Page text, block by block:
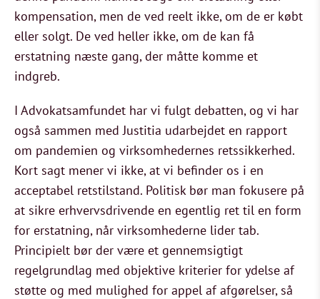
kompensation, men de ved reelt ikke, om de er købt
eller solgt. De ved heller ikke, om de kan få
erstatning næste gang, der måtte komme et
indgreb.
I Advokatsamfundet har vi fulgt debatten, og vi har
også sammen med Justitia udarbejdet en rapport
om pandemien og virksomhedernes retssikkerhed.
Kort sagt mener vi ikke, at vi befinder os i en
acceptabel retstilstand. Politisk bør man fokusere på
at sikre erhvervsdrivende en egentlig ret til en form
for erstatning, når virksomhederne lider tab.
Principielt bør der være et gennemsigtigt
regelgrundlag med objektive kriterier for ydelse af
støtte og med mulighed for appel af afgørelser, så